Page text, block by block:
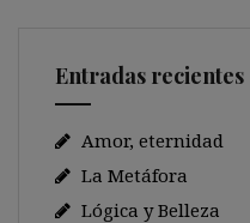
Entradas recientes
Amor, eternidad
La Metáfora
Lógica y Belleza